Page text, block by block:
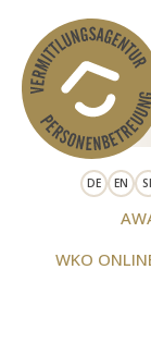
Skip to main
DE EN
WKO